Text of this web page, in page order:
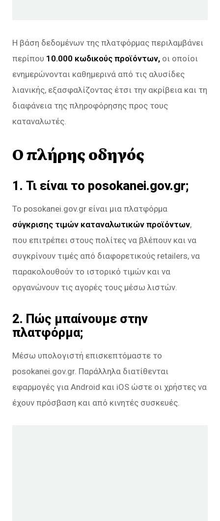
Η βάση δεδομένων της πλατφόρμας περιλαμβάνει
περίπου 10.000 κωδικούς προϊόντων, οι οποίοι
ενημερώνονται καθημερινά από τις αλυσίδες
λιανικής, εξασφαλίζοντας έτσι την ακρίβεια και τη
διαφάνεια της πληροφόρησης προς τους
καταναλωτές.
Ο πλήρης οδηγός
1. Τι είναι το posokanei.gov.gr;
Το posokanei.gov.gr είναι μια πλατφόρμα
σύγκρισης τιμών καταναλωτικών προϊόντων,
που επιτρέπει στους πολίτες να βλέπουν και να
συγκρίνουν τιμές από διαφορετικούς retailers, να
παρακολουθούν το ιστορικό τιμών και να
οργανώνουν τις αγορές τους μέσω λιστών.
2. Πώς μπαίνουμε στην
πλατφόρμα;
Μέσω υπολογιστή επισκεπτόμαστε το
posokanei.gov.gr. Παράλληλα διατίθενται
εφαρμογές για Android και iOS ώστε οι χρήστες να
έχουν πρόσβαση και από κινητές συσκευές.